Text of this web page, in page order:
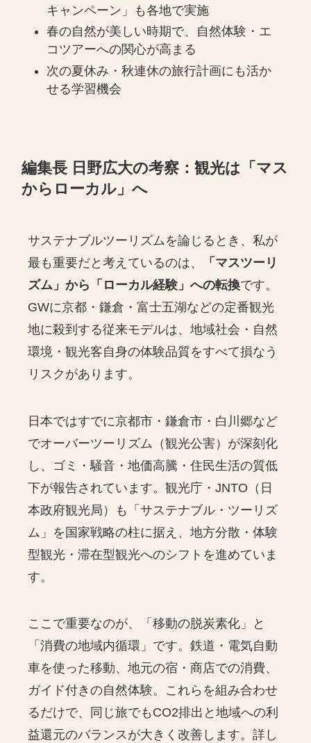
キャンペーン」も各地で実施
春の自然が美しい時期で、自然体験・エ
コツアーへの関心が高まる
次の夏休み・秋連休の旅行計画にも活か
せる学習機会
編集長 日野広大の考察：観光は「マス
からローカル」へ
サステナブルツーリズムを論じるとき、私が
最も重要だと考えているのは、
「マスツーリ
ズム」から「ローカル経験」への転換です。
GWに京都・鎌倉・富士五湖などの定番観光
地に殺到する従来モデルは、地域社会・自然
環境・観光客自身の体験品質をすべて損なう
リスクがあります。
日本ではすでに京都市・鎌倉市・白川郷など
でオーバーツーリズム（観光公害）が深刻化
し、ゴミ・騒音・地価高騰・住民生活の質低
下が報告されています。観光庁・JNTO（日
本政府観光局）も「サステナブル・ツーリズ
ム」を国家戦略の柱に据え、地方分散・体験
型観光・滞在型観光へのシフトを進めていま
す。
ここで重要なのが、「移動の脱炭素化」と
「消費の地域内循環」です。鉄道・電気自動
車を使った移動、地元の宿・商店での消費、
ガイド付きの自然体験。これらを組み合わせ
るだけで、同じ旅でもCO2排出と地域への利
益還元のバランスが大きく改善します。詳し